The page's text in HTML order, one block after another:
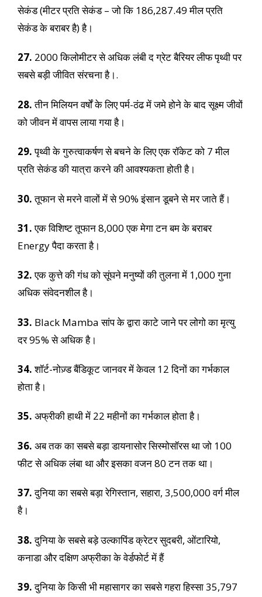
सेकंड (मीटर प्रति सेकंड – जो कि 186,287.49 मील प्रति
सेकंड के बराबर है) है।
27. 2000 किलोमीटर से अधिक लंबी द ग्रेट बैरियर लीफ पृथ्वी पर
सबसे बड़ी जीवित संरचना है।.
28.तीन मिलियन वर्षों के लिए पर्म-ठंढ में जमे होने के बाद सूक्ष्म जीवों
को जीवन में वापस लाया गया है।
29.पृथ्वी के गुरुत्वाकर्षण से बचने के लिए एक रॉकेट को 7 मील
प्रति सेकंड की यात्रा करने की आवश्यकता होती है।
30.तूफान से मरने वालों में से 90% इंसान डूबने से मर जाते हैं।
31.एक विशिष्ट तूफान 8,000 एक मेगा टन बम के बराबर
Energy पैदा करता है।
32.एक कुत्ते की गंध को सूंघने मनुष्यों की तुलना में 1,000 गुना
अधिक संवेदनशील है।
33. Black Mamba सांप के द्वारा काटे जाने पर लोगो का मृत्यु
दर 95% से अधिक है।
34.शॉर्ट-नोज़्ड बैंडिकूट जानवर में केवल 12 दिनों का गर्भकाल
होता है।
35. अफ्रीकी हाथी में 22 महीनों का गर्भकाल होता है।
36. अब तक का सबसे बड़ा डायनासोर सिस्मोसॉरस था जो 100
फीट से अधिक लंबा था और इसका वजन 80 टन तक था।
37.दुनिया का सबसे बड़ा रेगिस्तान, सहारा, 3,500,000 वर्ग मील
है।
38.दुनिया के सबसे बड़े उल्कापिंड क्रेटर सुदबरी, ओंटारियो,
कनाडा और दक्षिण अफ्रीका के वेर्डफोर्ट में हैं
39.दुनिया के किसी भी महासागर का सबसे गहरा हिस्सा 35,797